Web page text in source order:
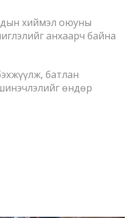
хиймэл оюуны
анхаарч байна
батлан
өндөр